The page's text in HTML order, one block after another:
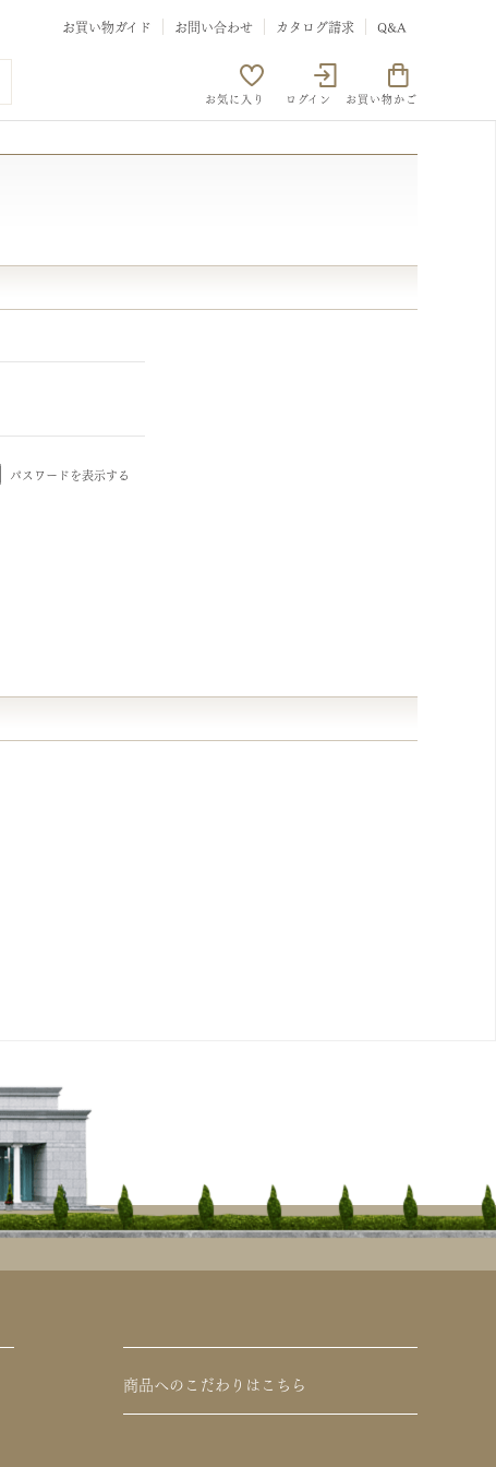
お買い物ガイド お問い合わせ カタログ請求 Q&A
お気に入り ログイン お買い物かご
パスワードを表示する
商品へのこだわりはこちら